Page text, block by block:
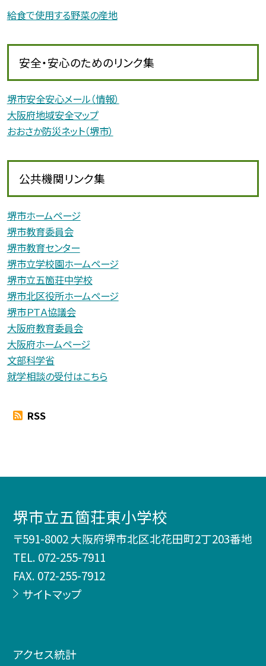
給食で使用する野菜の産地
安全・安心のためのリンク集
堺市安全安心メール（情報）
大阪府地域安全マップ
おおさか防災ネット（堺市）
公共機関リンク集
堺市ホームページ
堺市教育委員会
堺市教育センター
堺市立学校園ホームページ
堺市立五箇荘中学校
堺市北区役所ホームページ
堺市ＰＴＡ協議会
大阪府教育委員会
大阪府ホームページ
文部科学省
就学相談の受付はこちら
RSS
堺市立五箇荘東小学校
〒591-8002 大阪府堺市北区北花田町2丁203番地
TEL. 072-255-7911
FAX. 072-255-7912
サイトマップ
アクセス統計